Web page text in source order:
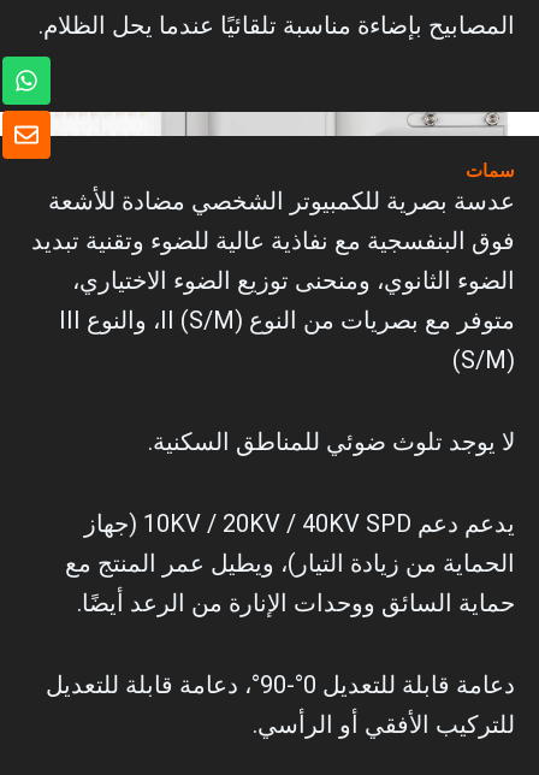
المصابيح بإضاءة مناسبة تلقائيًا عندما يحل الظلام.
سمات
عدسة بصرية للكمبيوتر الشخصي مضادة للأشعة
فوق البنفسجية مع نفاذية عالية للضوء وتقنية تبديد
الضوء الثانوي، ومنحنى توزيع الضوء الاختياري،
متوفر مع بصريات من النوع II (S/M)، والنوع III
(S/M)
لا يوجد تلوث ضوئي للمناطق السكنية.
يدعم دعم 10KV / 20KV / 40KV SPD (جهاز
الحماية من زيادة التيار)، ويطيل عمر المنتج مع
حماية السائق ووحدات الإنارة من الرعد أيضًا.
دعامة قابلة للتعديل 0°-90°، دعامة قابلة للتعديل
للتركيب الأفقي أو الرأسي.
ظ
ر
و
ا
ت
س
ا